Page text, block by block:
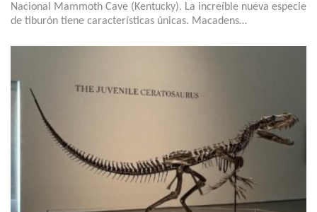
Nacional Mammoth Cave (Kentucky). La increíble nueva especie
de tiburón tiene características únicas. Macadens…